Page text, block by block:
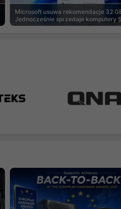
Microsoft usuwa rekomendacje 32
Jednocześnie sprzedaje komputery
8 GB